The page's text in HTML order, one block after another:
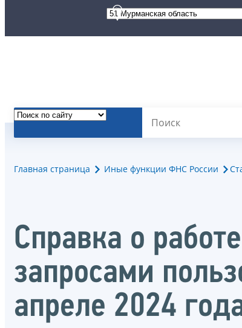
Главная страница Иные функции ФНС России
Справка о
запросами
апреле 2024